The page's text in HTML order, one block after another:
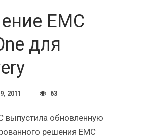
EMC
для
2011 63
выпустила обновленную
решения EMC